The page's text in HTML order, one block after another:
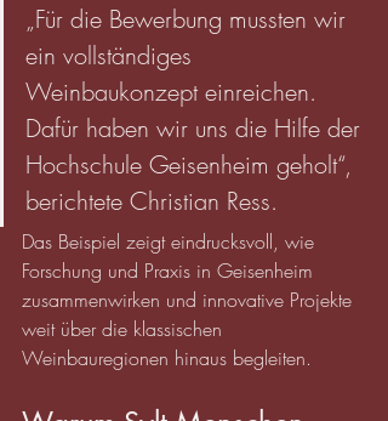
„Für die Bewerbung mussten wir
ein vollständiges
Weinbaukonzept einreichen.
Dafür haben wir uns die Hilfe der
Hochschule Geisenheim geholt“,
berichtete Christian Ress.
Das Beispiel zeigt eindrucksvoll, wie
Forschung und Praxis in Geisenheim
zusammenwirken und innovative Projekte
weit über die klassischen
Weinbauregionen hinaus begleiten.